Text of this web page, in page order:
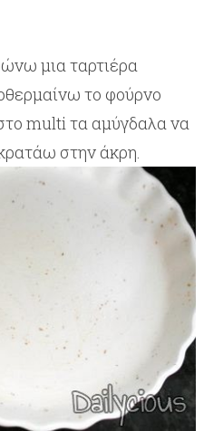
μια ταρτιέρα
το φούρνο
multi τα αμύγδαλα να
στην άκρη.